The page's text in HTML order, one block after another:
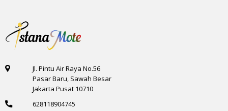
Jl. Pintu Air Raya No.56
Pasar Baru, Sawah Besar
Jakarta Pusat 10710
628118904745